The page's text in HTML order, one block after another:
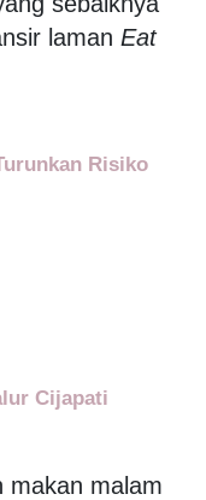
laman Eat
Risiko
Cijapati
makan malam